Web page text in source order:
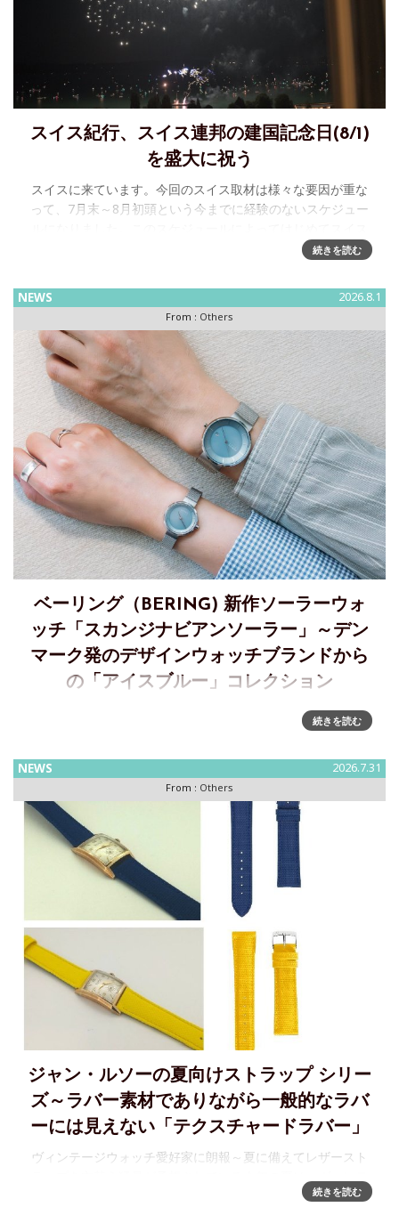
スイス紀行、スイス連邦の建国記念日(8/1)
を盛大に祝う
スイスに来ています。今回のスイス取材は様々な要因が重な
って、7月末～8月初頭という今までに経験のないスケジュー
連邦の建国記念日、すなわちSchweizer Bundesfeiertag
続きを読む
NEWS 2026.8.1
From : Others
ベーリング（BERING) 新作ソーラーウォ
ッチ「スカンジナビアンソーラー」～デン
マーク発のデザインウォッチブランドから
の「アイスブルー」コレクション
BERINGから北極の氷河が織りなす繊細なアイスブルーをま
とったソーラーウォッチが登場A quiet and beautiful color
続きを読む
NEWS 2026.7.31
From : Others
ジャン・ルソーの夏向けストラップ シリー
ズ～ラバー素材でありながら一般的なラバ
ーには見えない「テクスチャードラバー」
ヴィンテージウォッチ愛好家に朗報～夏に備えてレザースト
ージウォッチ愛好家にとっては辛い季節。というのもアール
続きを読む